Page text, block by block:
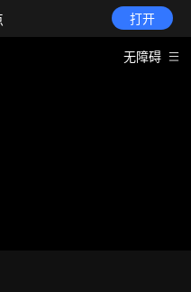
打开
无障碍